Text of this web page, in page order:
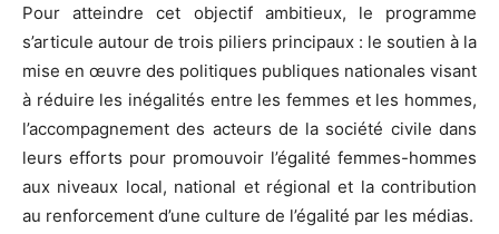
Pour atteindre cet objectif ambitieux, le programme
s’articule autour de trois piliers principaux : le soutien à la
mise en œuvre des politiques publiques nationales visant
à réduire les inégalités entre les femmes et les hommes,
l’accompagnement des acteurs de la société civile dans
leurs efforts pour promouvoir l’égalité femmes-hommes
aux niveaux local, national et régional et la contribution
au renforcement d’une culture de l’égalité par les médias.